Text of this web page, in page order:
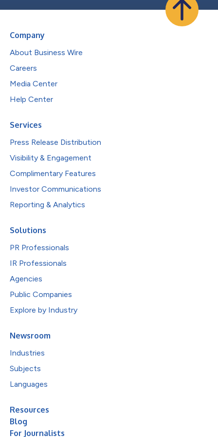
Company
About Business Wire
Careers
Media Center
Help Center
Services
Press Release Distribution
Visibility & Engagement
Complimentary Features
Investor Communications
Reporting & Analytics
Solutions
PR Professionals
IR Professionals
Agencies
Public Companies
Explore by Industry
Newsroom
Industries
Subjects
Languages
Resources
Blog
For Journalists